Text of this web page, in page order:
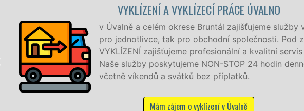
VYKLÍZENÍ A VYKLÍZECÍ PRÁCE ÚVALNO
v Úvalně a celém okrese Bruntál zajišťujeme služby vyklízení, a to jak
pro jednotlivce, tak pro obchodní společnosti. Pod značkou sítě EXTRA
VYKLÍZENÍ zajišťujeme profesionální a kvalitní servis se zárukou kvality.
Naše služby poskytujeme NON-STOP 24 hodin denně, 7 dní v týdnu
včetně víkendů a svátků bez příplatků.